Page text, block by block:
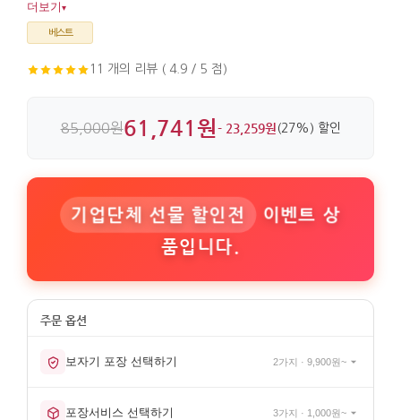
디테일이 살아 있습니다.
더보기 ▾
베스트
11 개의 리뷰 ( 4.9 / 5 점)
85,000원61,741원- 23,259원 (27%) 할인
기업단체 선물 할인전
이벤트 상
품입니다.
보자기 포장 선택하기 2가지 · 9,900원~
포장서비스 선택하기 3가지 · 1,000원~